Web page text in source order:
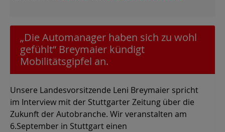
„Die Automanager haben sich zu wohl
gefühlt“ Breymaier kündigt
Mobilitätsgipfel an.
Unsere Landesvorsitzende Leni Breymaier spricht
im Interview mit der Stuttgarter Zeitung über die
Zukunft der Autobranche. Wir veranstalten am
6.September in Stuttgart einen